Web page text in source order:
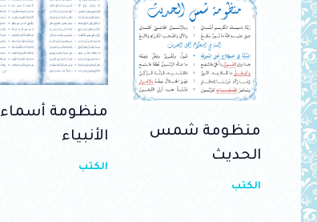
منظومة شمس
الحديث
الكتب
منظومة أسماء
الأنبياء
الكتب